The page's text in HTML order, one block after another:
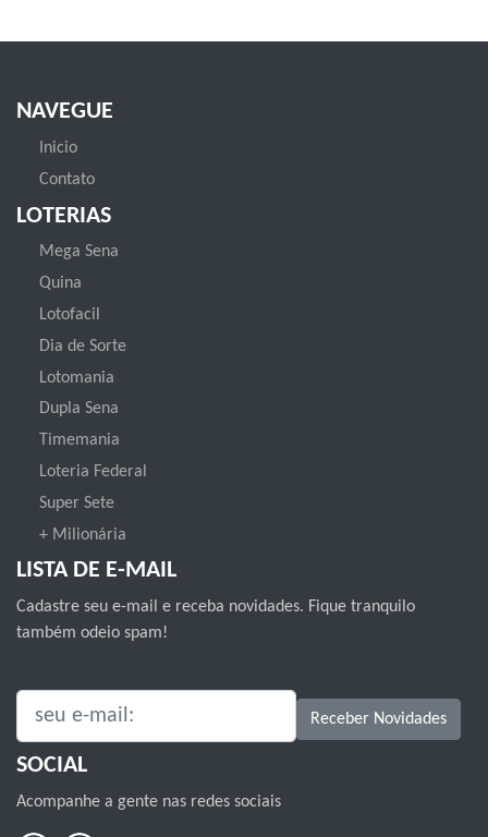
NAVEGUE
Inicio
Contato
LOTERIAS
Mega Sena
Quina
Lotofacil
Dia de Sorte
Lotomania
Dupla Sena
Timemania
Loteria Federal
Super Sete
+ Milionária
LISTA DE E-MAIL
Cadastre seu e-mail e receba novidades. Fique tranquilo
também odeio spam!
SEU E-MAIL: Receber Novidades
SOCIAL
Acompanhe a gente nas redes sociais